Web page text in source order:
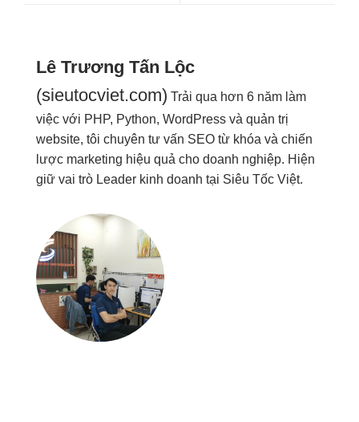
Lê Trương Tấn Lộc
(sieutocviet.com) Trải qua hơn 6 năm làm
việc với PHP, Python, WordPress và quản trị
website, tôi chuyên tư vấn SEO từ khóa và chiến
lược marketing hiệu quả cho doanh nghiệp. Hiện
giữ vai trò Leader kinh doanh tại Siêu Tốc Việt.